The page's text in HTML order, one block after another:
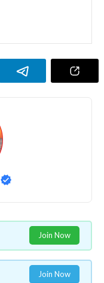
Join Now
Join Now